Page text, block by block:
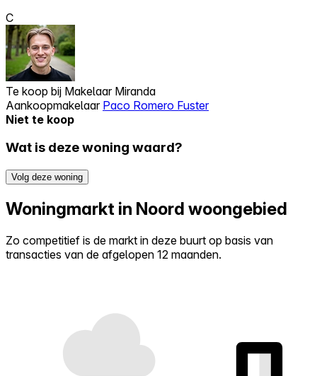
C
Te koop bij Makelaar Miranda
Aankoopmakelaar Paco Romero Fuster
Niet te koop
Wat is deze woning waard?
Volg deze woning
Woningmarkt in Noord woongebied
Zo competitief is de markt in deze buurt op basis van
transacties van de afgelopen 12 maanden.